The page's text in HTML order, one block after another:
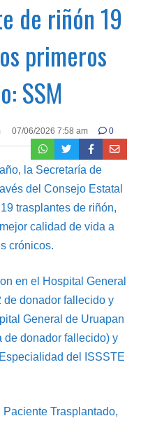
de riñón 19
primeros
SSM
07/06/2026 7:58 am 0
la Secretaría de
del Consejo Estatal
trasplantes de riñón,
calidad de vida a
crónicos.
en el Hospital General
de donador fallecido y
General de Uruapan
de donador fallecido) y
del ISSSTE
Trasplantado,